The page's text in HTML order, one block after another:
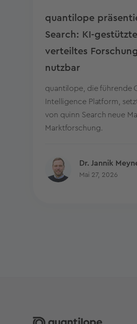
quantilope
Search: KI-
verteiltes
nutzbar
quantilope, die führende
Intelligence Platform,
von quinn Search neue
Marktforschung.
Dr. Jannik
Mai 27, 2026